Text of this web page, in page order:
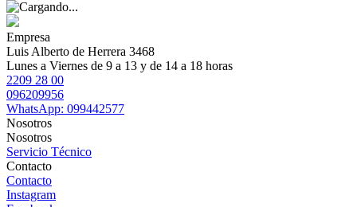
Empresa
Luis Alberto de Herrera 3468
Lunes a Viernes de 9 a 13 y de 14 a 18 horas
2209 28 00
096209956
WhatsApp: 099442577
Nosotros
Nosotros
Servicio Técnico
Contacto
Contacto
Instagram